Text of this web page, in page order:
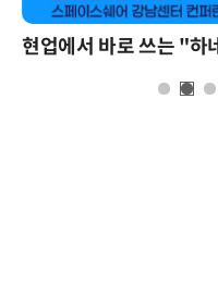
현업에서 바로 쓰는 "하